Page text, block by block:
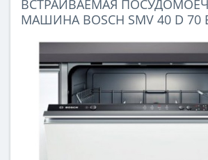
ВСТРАИВАЕМАЯ
МАШИНА BOSCH SMV 40 D 70